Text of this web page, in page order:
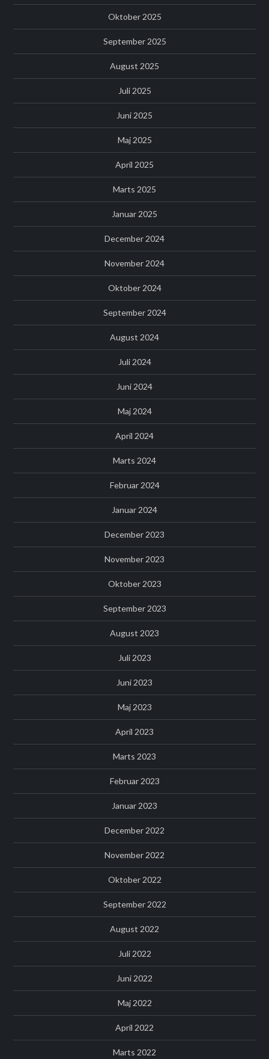
Oktober 2025
September 2025
August 2025
Juli 2025
Juni 2025
Maj 2025
April 2025
Marts 2025
Januar 2025
December 2024
November 2024
Oktober 2024
September 2024
August 2024
Juli 2024
Juni 2024
Maj 2024
April 2024
Marts 2024
Februar 2024
Januar 2024
December 2023
November 2023
Oktober 2023
September 2023
August 2023
Juli 2023
Juni 2023
Maj 2023
April 2023
Marts 2023
Februar 2023
Januar 2023
December 2022
November 2022
Oktober 2022
September 2022
August 2022
Juli 2022
Juni 2022
Maj 2022
April 2022
Marts 2022